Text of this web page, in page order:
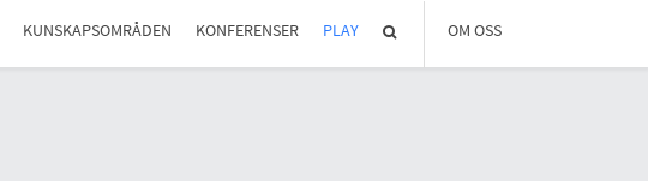
KUNSKAPSOMRÅDEN KONFERENSER PLAY OM OSS
OM REGLAB